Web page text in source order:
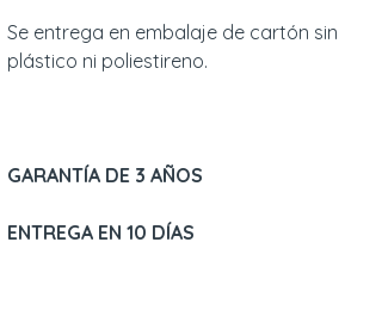
Se entrega en embalaje de cartón sin
plástico ni poliestireno.
GARANTÍA DE 3 AÑOS
ENTREGA EN 10 DÍAS